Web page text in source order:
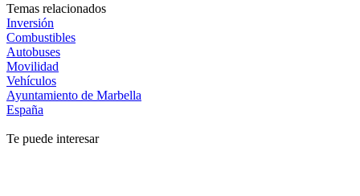
Temas relacionados
Inversión
Combustibles
Autobuses
Movilidad
Vehículos
Ayuntamiento de Marbella
España
Te puede interesar